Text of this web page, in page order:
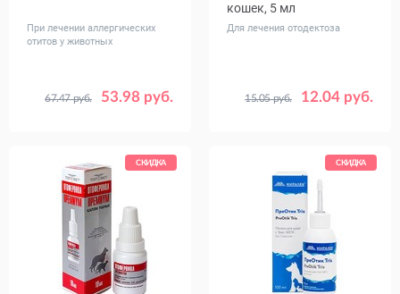
При лечении аллергических
отитов у животных
53.98 руб.
67.47 руб.
кошек, 5 мл
Для лечения отодектоза
12.04 руб.
15.05 руб.
СКИДКА СКИДКА